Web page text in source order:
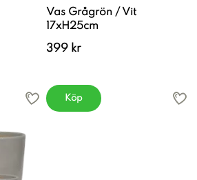
Vas Grågrön / Vit
17xH25cm
399 kr
Köp